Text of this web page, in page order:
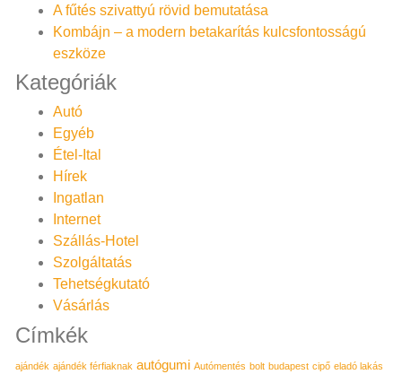
A fűtés szivattyú rövid bemutatása
Kombájn – a modern betakarítás kulcsfontosságú
eszköze
Kategóriák
Autó
Egyéb
Étel-Ital
Hírek
Ingatlan
Internet
Szállás-Hotel
Szolgáltatás
Tehetségkutató
Vásárlás
Címkék
ajándék ajándék férfiaknak autógumi Autómentés bolt budapest cipő eladó lakás